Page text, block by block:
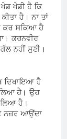
ਖੇਡੀ ਹੈ ਕਿ
ਹੈ। ਨਾ ਤਾਂ
ਕਰ ਸਕਿਆ ਹੈ
ਕਰਨਵੀਰ
ਨਹੀਂ ਸੁਣੀ।
ਦਿਖਾਇਆ ਹੈ
ਲਿਆ ਹੈ। ਉਹ
ਹੈ।
ਨਜ਼ਰ ਆਉਂਦਾ